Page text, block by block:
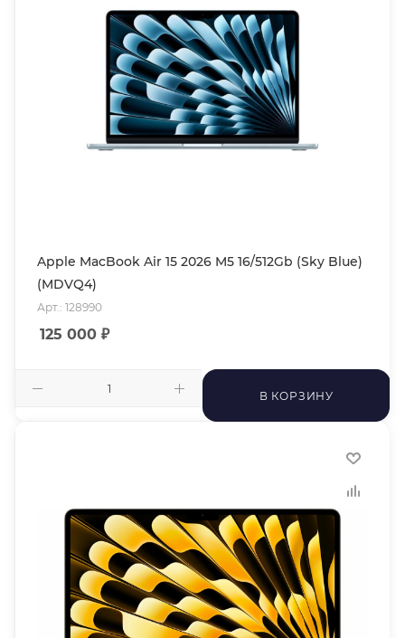
Apple MacBook Air 15 2026 M5 16/512Gb (Sky Blue)
(MDVQ4)
Арт.: 128990
125 000 ₽
В КОРЗИНУ